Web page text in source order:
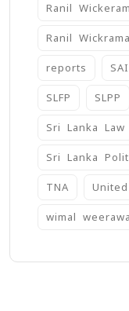
Ranil
Ranil
reports
SLFP SLPP
Sri Lanka Law
Sri Lanka
TNA
wimal